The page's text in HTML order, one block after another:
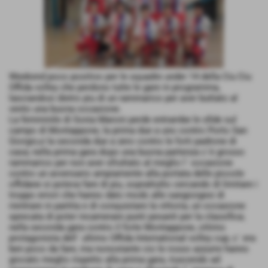
Weekend poco positivo per le squadre under 14 della Ciu Ciu
Offida volley che perdono tutte le gare in programma,
lasciandosi dietro piu di un rammarico per aver buttato al
vento una buona occasione.
La femminile di Sonia Maroni perde entrambe le sfide sul
campo di Montappone, la prima due a uno contro Porto San
Giorgio,e la seconda due a zero contro le forti padrone di
casa; nella prima gara dopo una buona partenza c´è grosso
rammarico per non aver sfruttato al meglio l´ occasione
contro un avversario ampiamente alla portata delle piccole
offidane si poteva fare di piu, soprattutto cercando di limitare i
troppo errori che hanno dato modo alle sangiorgesi di
rientrare in partita e di conquistare la vittoria, un occasione
sprecata di poter incamerare punti pesanti per la classifica;
nella seconda gara contro il forte Montappone, ottimo
protagonista dell´ ultimo Offida International volley cup, c´ era
ben poco da fare, ma nonostante cio le rosso azzurre hanno
giocato meglio rispetto alla prima gara, riuscendo ad